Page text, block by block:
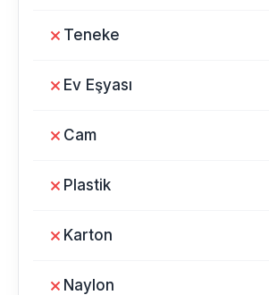
Teneke
Ev Eşyası
Cam
Plastik
Karton
Naylon